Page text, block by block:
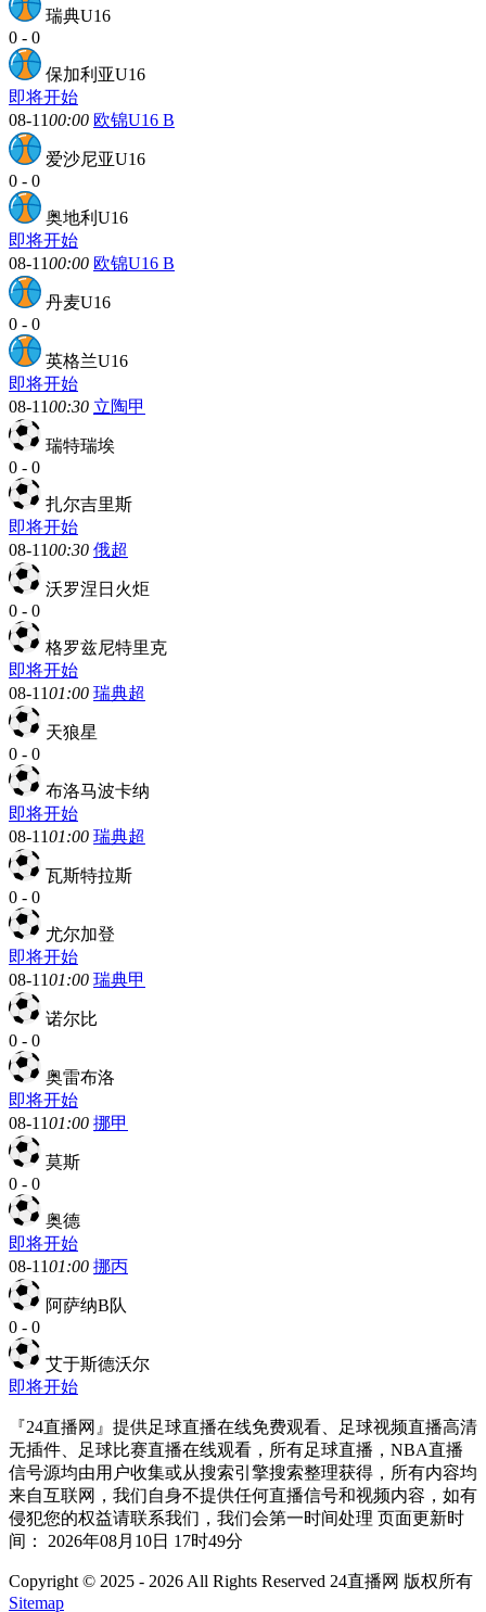
瑞典U16
0 - 0
保加利亚U16
即将开始
08-1100:00 欧锦U16 B
爱沙尼亚U16
0 - 0
奥地利U16
即将开始
08-1100:00 欧锦U16 B
丹麦U16
0 - 0
英格兰U16
即将开始
08-1100:30 立陶甲
瑞特瑞埃
0 - 0
扎尔吉里斯
即将开始
08-1100:30 俄超
沃罗涅日火炬
0 - 0
格罗兹尼特里克
即将开始
08-1101:00 瑞典超
天狼星
0 - 0
布洛马波卡纳
即将开始
08-1101:00 瑞典超
瓦斯特拉斯
0 - 0
尤尔加登
即将开始
08-1101:00 瑞典甲
诺尔比
0 - 0
奥雷布洛
即将开始
08-1101:00 挪甲
莫斯
0 - 0
奥德
即将开始
08-1101:00 挪丙
阿萨纳B队
0 - 0
艾于斯德沃尔
即将开始
『24直播网』提供足球直播在线免费观看、足球视频直播高清
无插件、足球比赛直播在线观看，所有足球直播，NBA直播
信号源均由用户收集或从搜索引擎搜索整理获得，所有内容均
来自互联网，我们自身不提供任何直播信号和视频内容，如有
侵犯您的权益请联系我们，我们会第一时间处理 页面更新时
间： 2026年08月10日 17时49分
Copyright © 2025 - 2026 All Rights Reserved 24直播网 版权所有
Sitemap